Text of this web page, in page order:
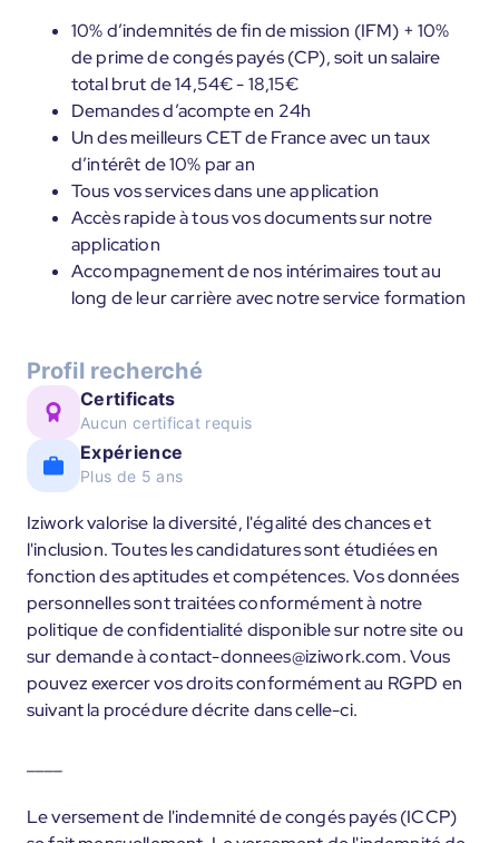
10% d’indemnités de fin de mission (IFM) + 10%
de prime de congés payés (CP), soit un salaire
total brut de 14,54€ - 18,15€
Demandes d’acompte en 24h
Un des meilleurs CET de France avec un taux
d’intérêt de 10% par an
Tous vos services dans une application
Accès rapide à tous vos documents sur notre
application
Accompagnement de nos intérimaires tout au
long de leur carrière avec notre service formation
Profil recherché
Certificats
Aucun certificat requis
Expérience
Plus de 5 ans
Iziwork valorise la diversité, l'égalité des chances et
l'inclusion. Toutes les candidatures sont étudiées en
fonction des aptitudes et compétences. Vos données
personnelles sont traitées conformément à notre
politique de confidentialité disponible sur notre site ou
sur demande à contact-donnees@iziwork.com. Vous
pouvez exercer vos droits conformément au RGPD en
suivant la procédure décrite dans celle-ci.
Le versement de l'indemnité de congés payés (ICCP)